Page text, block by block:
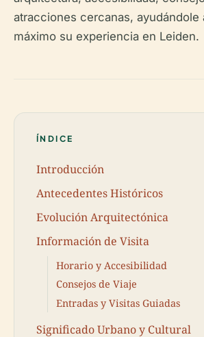
atracciones cercanas, ayudándole
máximo su experiencia en Leiden.
ÍNDICE
Introducción
Antecedentes Históricos
Evolución Arquitectónica
Información de Visita
Horario y Accesibilidad
Consejos de Viaje
Entradas y Visitas Guiadas
Significado Urbano y Cultural